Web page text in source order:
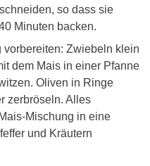
so dass sie
Minuten backen.
Zwiebeln klein
dem Mais in einer Pfanne
Oliven in Ringe
zerbröseln. Alles
Mischung in eine
und Kräutern